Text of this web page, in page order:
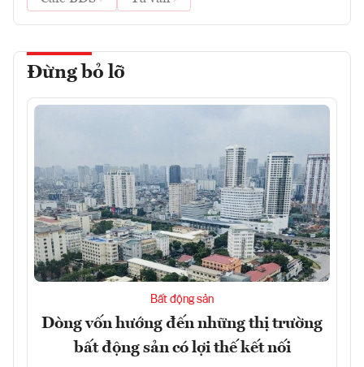
Đừng bỏ lỡ
Bất động sản
Dòng vốn hướng đến những thị trường
bất động sản có lợi thế kết nối